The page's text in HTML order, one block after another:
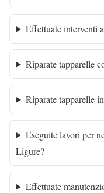
Effettuate interventi
Riparate tapparelle
Riparate tapparelle
Eseguite lavori per
Ligure?
Effettuate